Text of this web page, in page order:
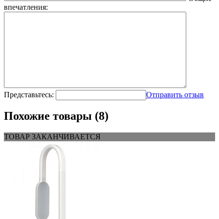
впечатления:
Представьтесь: Отправить отзыв
Похожие товары (8)
ТОВАР ЗАКАНЧИВАЕТСЯ